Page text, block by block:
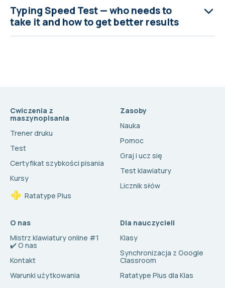
Typing Speed Test — who needs to
take it and how to get better results
Cwiczenia z
maszynopisania
Trener druku
Test
Certyfikat szybkości pisania
Kursy
Ratatype Plus
Zasoby
Nauka
Pomoc
Graj i ucz się
Test klawiatury
Licznik słów
O nas
Mistrz klawiatury online #1
✔️ O nas
Kontakt
Warunki użytkowania
Dla nauczycieli
Klasy
Synchronizacja z Google
Classroom
Ratatype Plus dla Klas